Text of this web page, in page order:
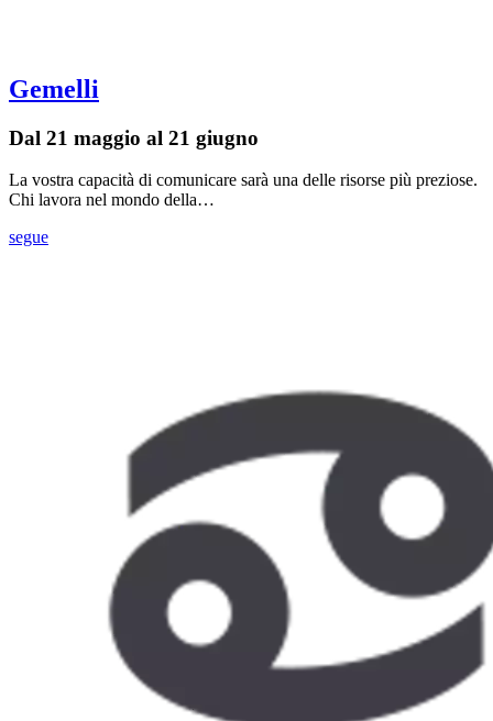
Gemelli
Dal 21 maggio al 21 giugno
La vostra capacità di comunicare sarà una delle risorse più preziose.
Chi lavora nel mondo della…
segue